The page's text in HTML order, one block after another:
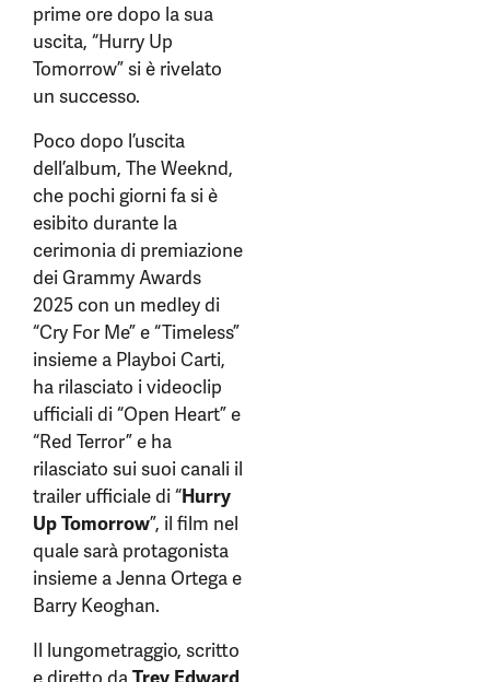
prime ore dopo la sua
uscita, “Hurry Up
Tomorrow” si è rivelato
un successo.
Poco dopo l’uscita
dell’album, The Weeknd,
che pochi giorni fa si è
esibito durante la
cerimonia di premiazione
dei Grammy Awards
2025 con un medley di
“Cry For Me” e “Timeless”
insieme a Playboi Carti,
ha rilasciato i videoclip
ufficiali di “Open Heart” e
“Red Terror” e ha
rilasciato sui suoi canali il
trailer ufficiale di “Hurry
Up Tomorrow”, il film nel
quale sarà protagonista
insieme a Jenna Ortega e
Barry Keoghan.
Il lungometraggio, scritto